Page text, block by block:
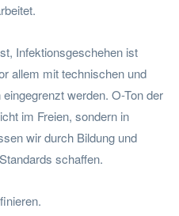
Infektionsgeschehen ist
allem mit technischen und
werden. O-Ton der
im Freien, sondern in
wir durch Bildung und
schaffen.